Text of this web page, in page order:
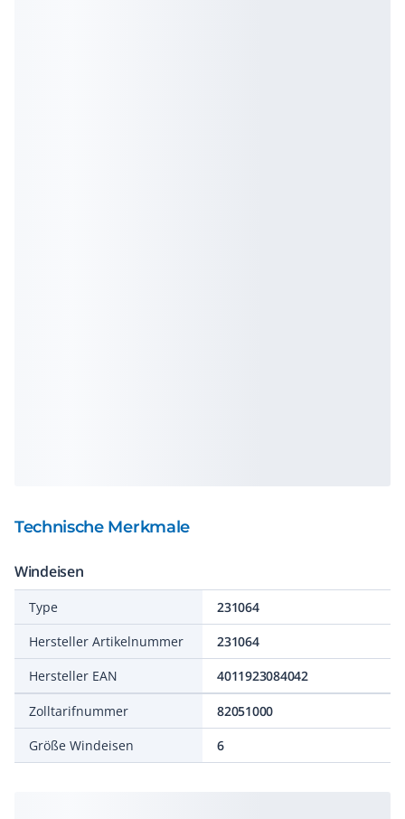
Technische Merkmale
Windeisen
Type
231064
Hersteller Artikelnummer
231064
Hersteller EAN
4011923084042
Zolltarifnummer
82051000
Größe Windeisen
6